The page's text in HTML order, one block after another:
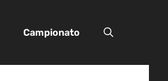
Campionato